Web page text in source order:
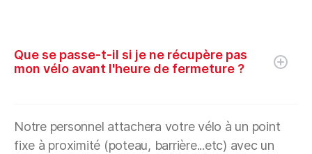
Que se passe-t-il si je ne récupère pas
mon vélo avant l'heure de fermeture ?
Notre personnel attachera votre vélo à un point
fixe à proximité (poteau, barrière...etc) avec un